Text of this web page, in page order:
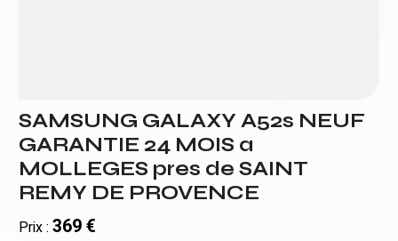
SAMSUNG GALAXY A52s NEUF
GARANTIE 24 MOIS a
MOLLEGES pres de SAINT
REMY DE PROVENCE
Prix :369 €